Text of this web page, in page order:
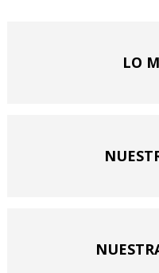
LO